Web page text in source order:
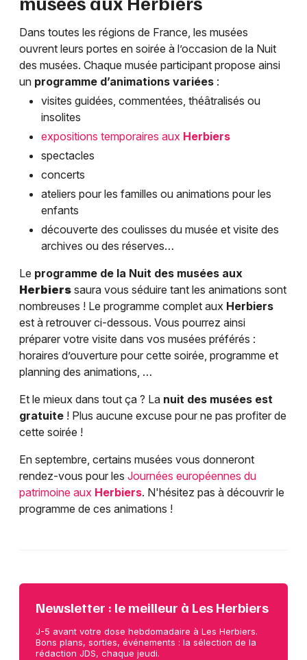
Dans toutes les régions de France, les musées
ouvrent leurs portes en soirée à l’occasion de la Nuit
des musées. Chaque musée participant propose ainsi
un programme d’animations variées :
visites guidées, commentées, théâtralisés ou
insolites
expositions temporaires aux Herbiers
spectacles
concerts
ateliers pour les familles ou animations pour les
enfants
découverte des coulisses du musée et visite des
archives ou des réserves…
Le programme de la Nuit des musées aux
Herbiers saura vous séduire tant les animations sont
nombreuses ! Le programme complet aux Herbiers
est à retrouver ci-dessous. Vous pourrez ainsi
préparer votre visite dans vos musées préférés :
horaires d’ouverture pour cette soirée, programme et
planning des animations, …
Et le mieux dans tout ça ? La nuit des musées est
gratuite ! Plus aucune excuse pour ne pas profiter de
cette soirée !
En septembre, certains musées vous donneront
rendez-vous pour les Journées européennes du
patrimoine aux Herbiers. N'hésitez pas à découvrir le
programme de ces animations !
Newsletter : le meilleur à Les Herbiers
J-5 avant votre dose hebdomadaire à Les Herbiers.
Bons plans, sorties, événements : la sélection de la
rédaction JDS, chaque jeudi.